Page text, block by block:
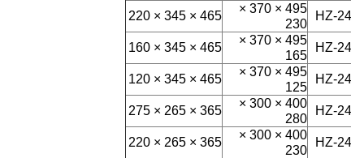
495 × 370 ×
230
465 × 345 × 220
495 × 370 ×
165
465 × 345 × 160
495 × 370 ×
125
465 × 345 × 120
400 × 300 ×
280
365 × 265 × 275
400 × 300 ×
230
365 × 265 × 220